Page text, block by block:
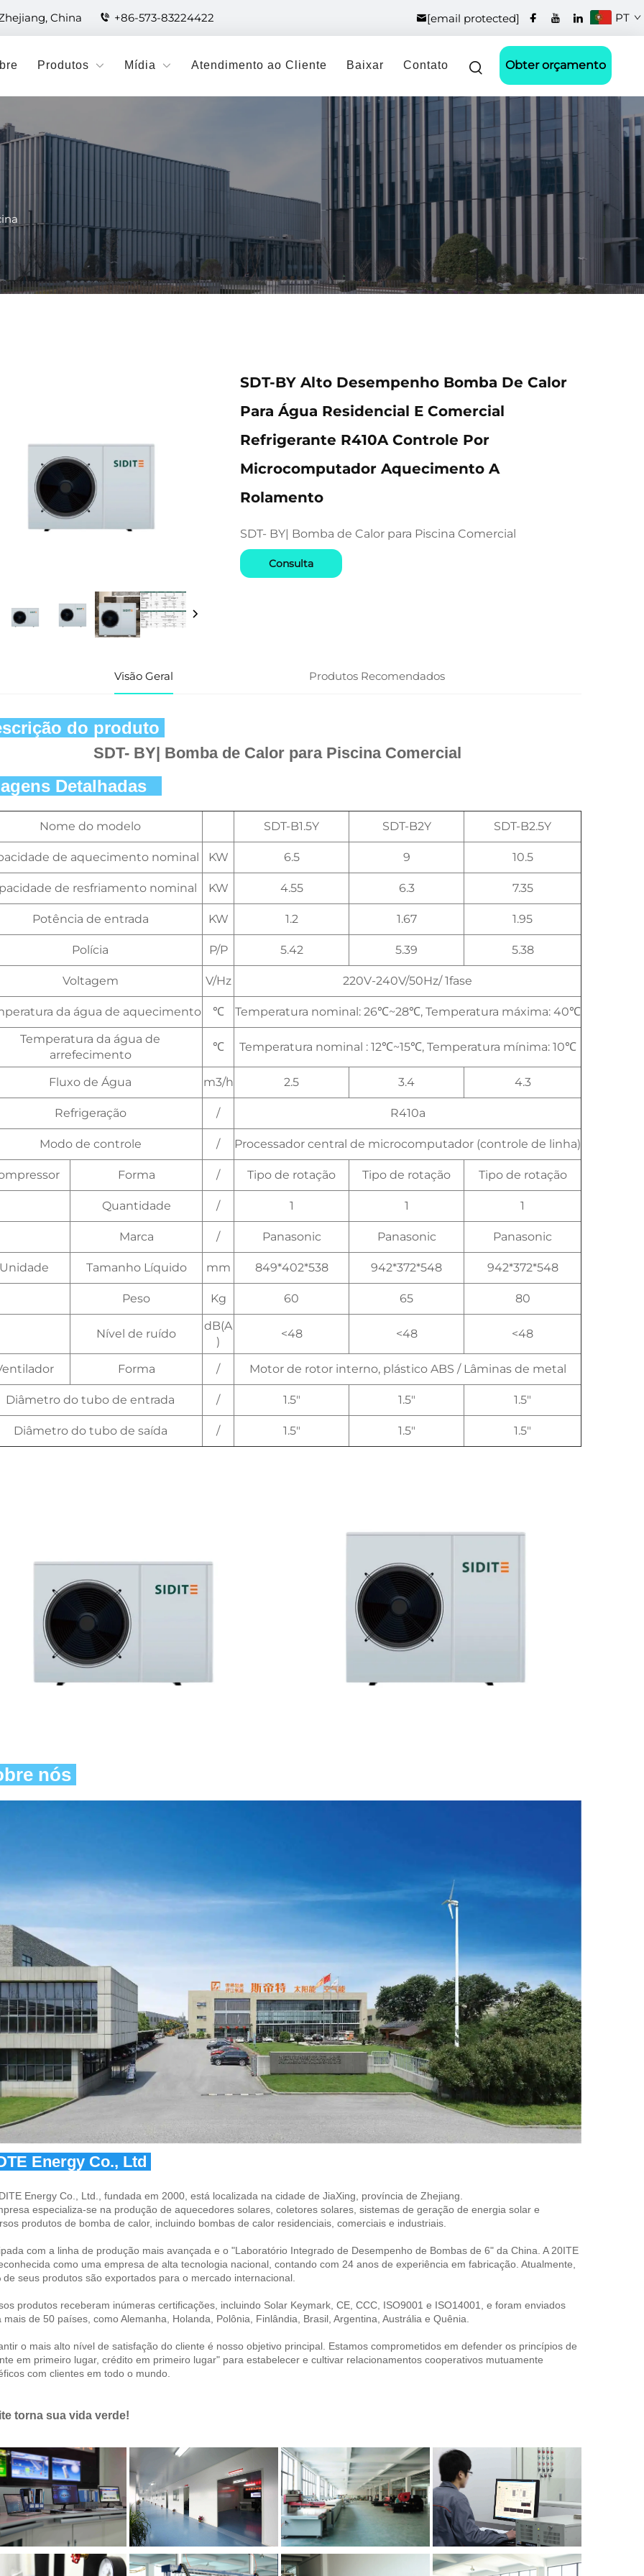
China +86-573-83224422 [email protected] PT
Produtos Mídia Atendimento ao Cliente Baixar Contato Obter orçamento
SDT-BY Alto Desempenho Bomba De Calor
Para Água Residencial E Comercial
Refrigerante R410A Controle Por
Microcomputador Aquecimento A
Rolamento
SDT- BY| Bomba de Calor para Piscina Comercial
Consulta
Visão Geral Produtos Recomendados
do produto
SDT- BY| Bomba de Calor para Piscina Comercial
Detalhadas
Nome do modelo SDT-B1.5Y SDT-B2Y SDT-B2.5Y
de aquecimento nominal KW 6.5 9 10.5
de resfriamento nominal KW 4.55 6.3 7.35
Potência de entrada KW 1.2 1.67 1.95
Polícia P/P 5.42 5.39 5.38
Voltagem V/Hz 220V-240V/50Hz/ 1fase
da água de aquecimento ℃
Temperatura nominal: 26℃~28℃, Temperatura máxima: 40℃
Temperatura da água de
arrefecimento
℃ Temperatura nominal : 12℃~15℃, Temperatura mínima: 10℃
Fluxo de Água m3/h 2.5 3.4 4.3
Refrigeração / R410a
Modo de controle / Processador central de microcomputador (controle de linha)
Forma / Tipo de rotação Tipo de rotação Tipo de rotação
Quantidade / 1 1 1
Marca / Panasonic Panasonic Panasonic
Unidade Tamanho Líquido mm 849*402*538 942*372*548 942*372*548
Peso Kg 60 65 80
Nível de ruído
dB(A
)
<48 <48 <48
Forma / Motor de rotor interno, plástico ABS / Lâminas de metal
Diâmetro do tubo de entrada / 1.5" 1.5" 1.5"
Diâmetro do tubo de saída / 1.5" 1.5" 1.5"
nós
Energy Co., Ltd
Energy Co., Ltd., fundada em 2000, está localizada na cidade de JiaXing, província de Zhejiang.
especializa-se na produção de aquecedores solares, coletores solares, sistemas de geração de energia solar e
produtos de bomba de calor, incluindo bombas de calor residenciais, comerciais e industriais.
com a linha de produção mais avançada e o "Laboratório Integrado de Desempenho de Bombas de 6" da China. A 20ITE
como uma empresa de alta tecnologia nacional, contando com 24 anos de experiência em fabricação. Atualmente,
de seus produtos são exportados para o mercado internacional.
produtos receberam inúmeras certificações, incluindo Solar Keymark, CE, CCC, ISO9001 e ISO14001, e foram enviados
mais de 50 países, como Alemanha, Holanda, Polônia, Finlândia, Brasil, Argentina, Austrália e Quênia.
o mais alto nível de satisfação do cliente é nosso objetivo principal. Estamos comprometidos em defender os princípios de
em primeiro lugar, crédito em primeiro lugar" para estabelecer e cultivar relacionamentos cooperativos mutuamente
com clientes em todo o mundo.
torna sua vida verde!